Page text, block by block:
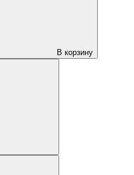
В корзину